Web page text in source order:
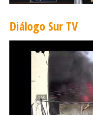
Diálogo Sur TV